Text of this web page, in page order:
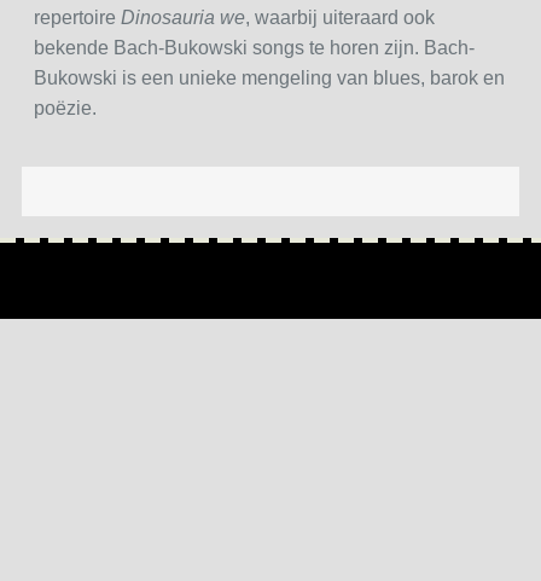
repertoire Dinosauria we, waarbij uiteraard ook
bekende Bach-Bukowski songs te horen zijn. Bach-
Bukowski is een unieke mengeling van blues, barok en
poëzie.